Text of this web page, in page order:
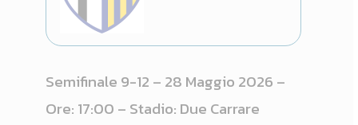
Semifinale 9-12 – 28 Maggio 2026 –
Ore: 17:00 – Stadio: Due Carrare